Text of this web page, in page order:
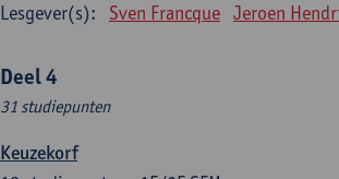
Lesgever(s):
Sven Francque Jeroen
Deel 4
31 studiepunten
Keuzekorf